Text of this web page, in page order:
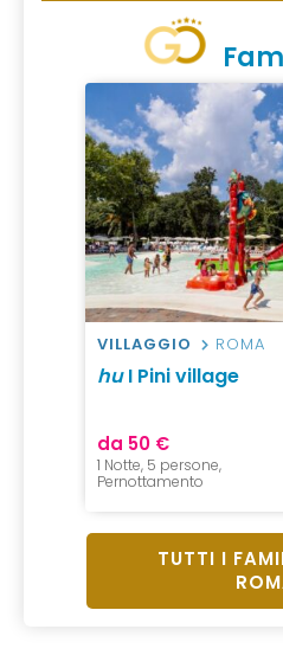
VILLAGGIO ROMA
huI Pini village
da 50 €
1 Notte, 5 persone,
Pernottamento
TUTTI I